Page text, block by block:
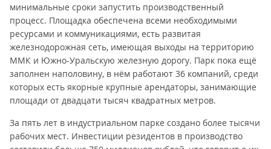
минимальные сроки запустить производственный
процесс. Площадка обеспечена всеми необходимыми
ресурсами и коммуникациями, есть развитая
железнодорожная сеть, имеющая выходы на территорию
ММК и Южно-Уральскую железную дорогу. Парк пока ещё
заполнен наполовину, в нём работают 36 компаний, среди
которых есть якорные крупные арендаторы, занимающие
площади от двадцати тысяч квадратных метров.
За пять лет в индустриальном парке создано более тысячи
рабочих мест. Инвестиции резидентов в производство